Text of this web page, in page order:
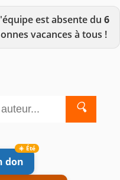
est absente du 6
vacances à tous !
🔍
don